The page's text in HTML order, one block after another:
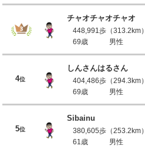
チャオチャオチャオ
448,991歩（313.2km）
69歳
男性
4位
しんさんはるさん
404,486歩（294.3km）
69歳
男性
5位
Sibainu
380,605歩（253.2km）
61歳
男性